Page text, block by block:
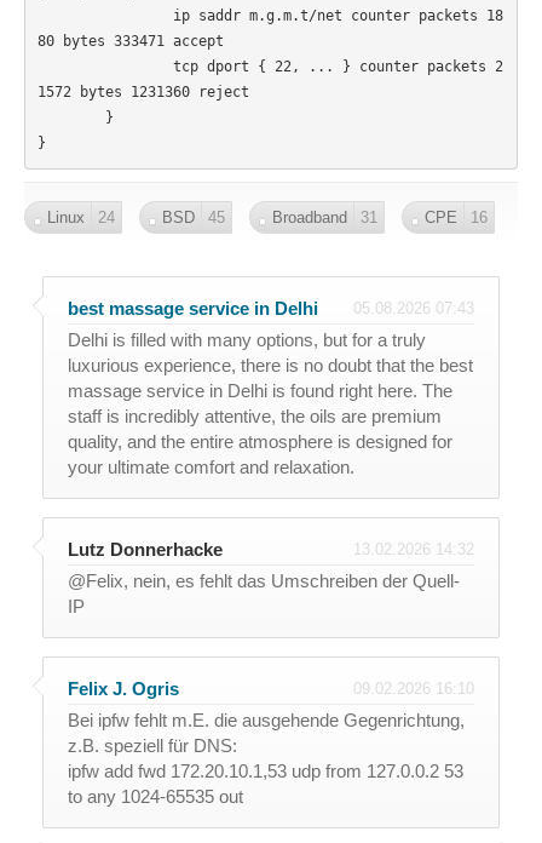
ip saddr m.g.m.t/net counter packets 18
80 bytes 333471 accept
tcp dport { 22, ... } counter packets 2
1572 bytes 1231360 reject
}
}
Linux 24 BSD 45 Broadband 31 CPE 16
best massage service in Delhi 05.08.2026 07:43
Delhi is filled with many options, but for a truly
luxurious experience, there is no doubt that the best
massage service in Delhi is found right here. The
staff is incredibly attentive, the oils are premium
quality, and the entire atmosphere is designed for
your ultimate comfort and relaxation.
Lutz Donnerhacke 13.02.2026 14:32
@Felix, nein, es fehlt das Umschreiben der Quell-
IP
Felix J. Ogris 09.02.2026 16:10
Bei ipfw fehlt m.E. die ausgehende Gegenrichtung,
z.B. speziell für DNS:
ipfw add fwd 172.20.10.1,53 udp from 127.0.0.2 53
to any 1024-65535 out